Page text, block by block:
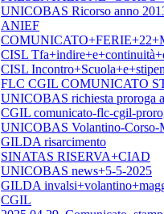
UNICOBAS Ricorso anno
ANIEF
CISL
CISL
FLC CGIL COMUNICATO
UNICOBAS richiesta proroga
CGIL comunicato-flc-cgil-
UNICOBAS Volantino-
GILDA risarcimento
SINATAS RISERVA+CIAD
UNICOBAS news+5-5-2025
GILDA
CGIL